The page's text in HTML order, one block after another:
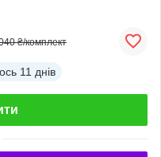
₴/комплект
11 днів